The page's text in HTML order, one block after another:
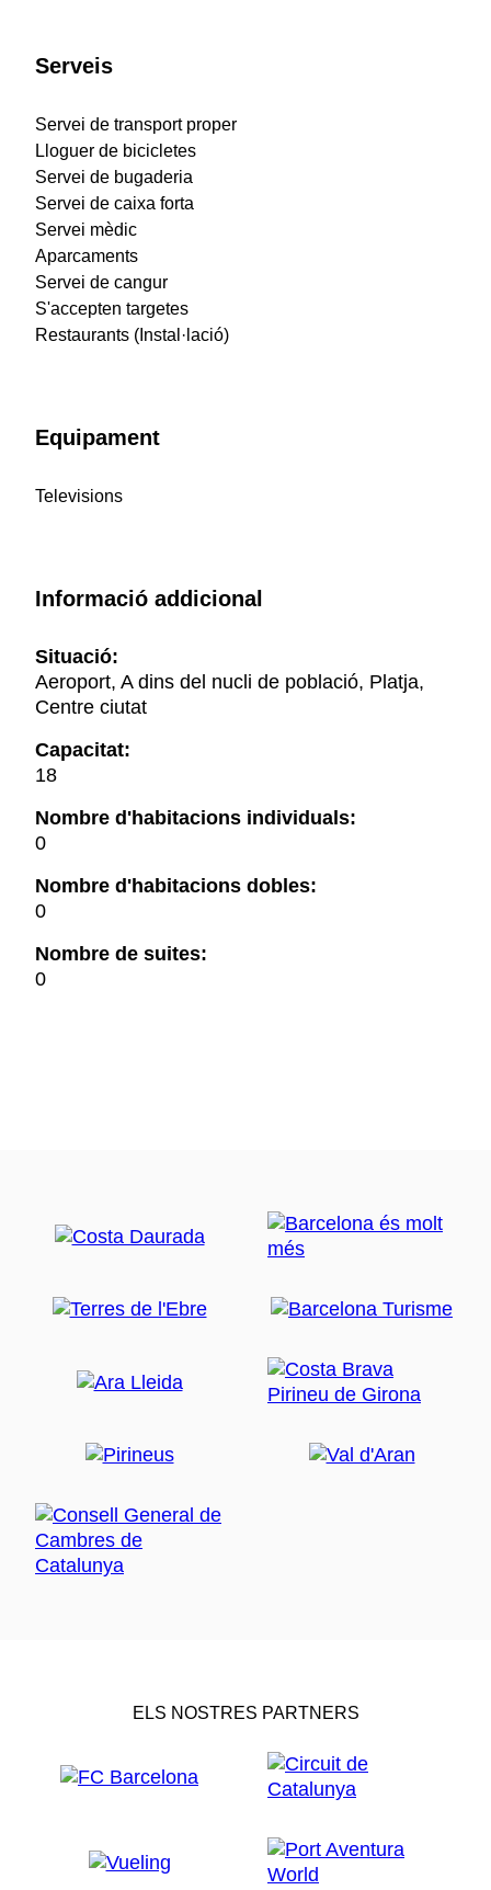
Serveis
Servei de transport proper
Lloguer de bicicletes
Servei de bugaderia
Servei de caixa forta
Servei mèdic
Aparcaments
Servei de cangur
S'accepten targetes
Restaurants (Instal·lació)
Equipament
Televisions
Informació addicional
Situació:
Aeroport, A dins del nucli de població, Platja,
Centre ciutat
Capacitat:
18
Nombre d'habitacions individuals:
0
Nombre d'habitacions dobles:
0
Nombre de suites:
0
ELS NOSTRES PARTNERS